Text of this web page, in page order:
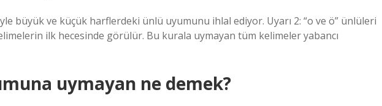
büyük ve küçük harflerdeki ünlü uyumunu ihlal ediyor. Uyarı 2: “o ve ö” ünlüleri
ilk hecesinde görülür. Bu kurala uymayan tüm kelimeler yabancı
uymayan ne demek?